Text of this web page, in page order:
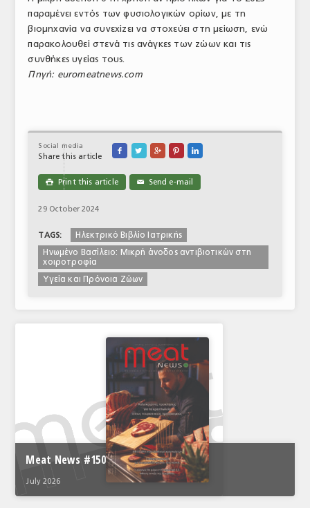
παραμένει εντός των φυσιολογικών ορίων, με τη
βιομηχανία να συνεχίζει να στοχεύει στη μείωση, ενώ
παρακολουθεί στενά τις ανάγκες των ζώων και τις
συνθήκες υγείας τους.
Πηγή: euromeatnews.com
Social media
Share this article
    
 Print this article ✉ Send e-mail
29 October 2024
TAGS:
Ηλεκτρικό Βιβλίο Ιατρικής
Ηνωμένο Βασίλειο: Μικρή άνοδος αντιβιοτικών στη
χοιροτροφία
Υγεία και Πρόνοια Ζώων
Meat News #150
July 2026